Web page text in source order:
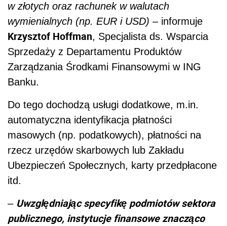
w złotych oraz rachunek w walutach
wymienialnych (np. EUR i USD) – informuje
Krzysztof Hoffman, Specjalista ds. Wsparcia
Sprzedaży z Departamentu Produktów
Zarządzania Środkami Finansowymi w ING
Banku.
Do tego dochodzą usługi dodatkowe, m.in.
automatyczna identyfikacja płatności
masowych (np. podatkowych), płatności na
rzecz urzędów skarbowych lub Zakładu
Ubezpieczeń Społecznych, karty przedpłacone
itd.
– Uwzględniając specyfikę podmiotów sektora
publicznego, instytucje finansowe znacząco